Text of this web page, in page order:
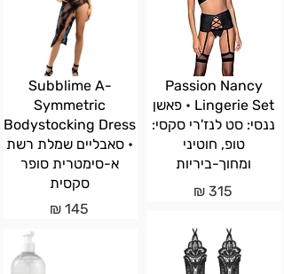
Passion Nancy
Lingerie Set • פאשן
ננסי: סט לנז'רי סקסי:
טופ, חוטיני
ומחוך-ביריות
315 ₪
Subblime A-
Symmetric
Bodystocking Dress
• סאבליים שמלת רשת
א-סימטרית סופר
סקסית
145 ₪